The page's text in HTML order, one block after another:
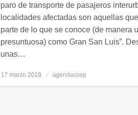
paro de transporte de pasajeros
localidades afectadas son aquellas
parte de lo que se conoce (de manera
presuntuosa) como Gran San Luis”.
unas…
Publicado
17 marzo 2019 agendacoop